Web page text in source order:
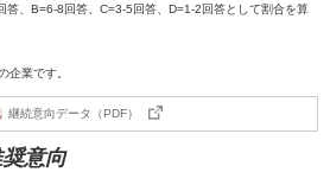
、B=6-8回答、C=3-5回答、D=1-2回答として割合を算
企業です。
継続意向データ（PDF）
意向